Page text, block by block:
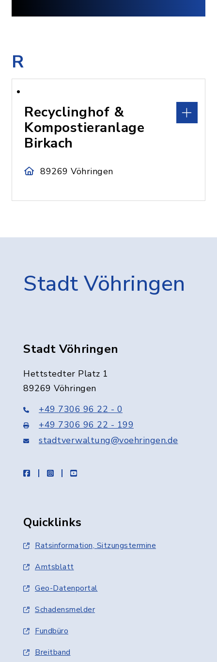
R
Recyclinghof &
Kompostieranlage
Birkach
89269 Vöhringen
Stadt Vöhringen
Stadt Vöhringen
Hettstedter Platz 1
89269 Vöhringen
+49 7306 96 22 - 0
+49 7306 96 22 - 199
stadtverwaltung@voehringen.de
facebookinstagramyoutube
Quicklinks
Ratsinformation, Sitzungstermine
Amtsblatt
Geo-Datenportal
Schadensmelder
Fundbüro
Breitband